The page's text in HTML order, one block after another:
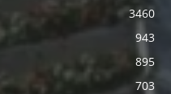
3460
943
895
703